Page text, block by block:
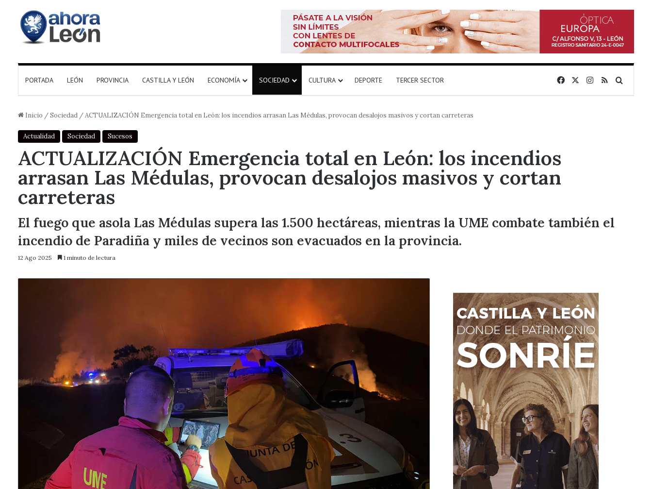
PORTADA LEÓN PROVINCIA CASTILLA Y LEÓN ECONOMÍA SOCIEDAD CULTURA DEPORTE TERCER SECTOR FacebookInstagram
RSS
Inicio /Sociedad /ACTUALIZACIÓN Emergencia total en León: los incendios arrasan Las Médulas, provocan desalojos masivos y cortan carreteras
Actualidad Sociedad Sucesos
ACTUALIZACIÓN Emergencia total en León: los incendios
arrasan Las Médulas, provocan desalojos masivos y cortan
carreteras
El fuego que asola Las Médulas supera las 1.500 hectáreas, mientras la UME combate también el
incendio de Paradiña y miles de vecinos son evacuados en la provincia.
12 Ago 2025 1 minuto de lectura